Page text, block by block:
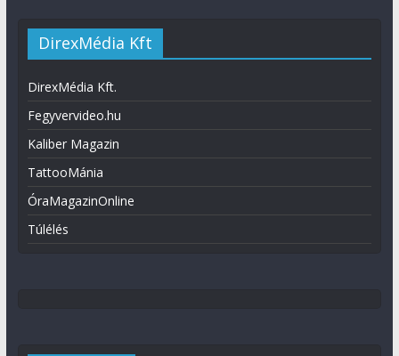
DirexMédia Kft
DirexMédia Kft.
Fegyvervideo.hu
Kaliber Magazin
TattooMánia
ÓraMagazinOnline
Túlélés